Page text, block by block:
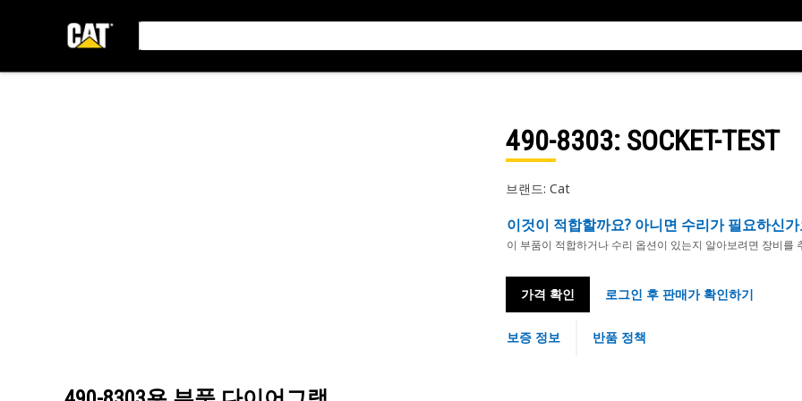
490-8303: SOCKET-TEST
브랜드: Cat
이것이 적합할까요? 아니면 수리가 필요하신가
이 부품이 적합하거나 수리 옵션이 있는지 알아보려면 장비를
가격 확인 로그인 후 판매가 확인하기
보증 정보 반품 정책